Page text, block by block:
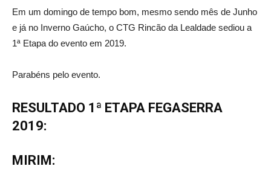
Em um domingo de tempo bom, mesmo sendo mês de Junho
e já no Inverno Gaúcho, o CTG Rincão da Lealdade sediou a
1ª Etapa do evento em 2019.
Parabéns pelo evento.
RESULTADO 1ª ETAPA FEGASERRA
2019:
MIRIM: